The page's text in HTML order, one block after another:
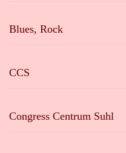
Blues, Rock
CCS
Congress Centrum Suhl